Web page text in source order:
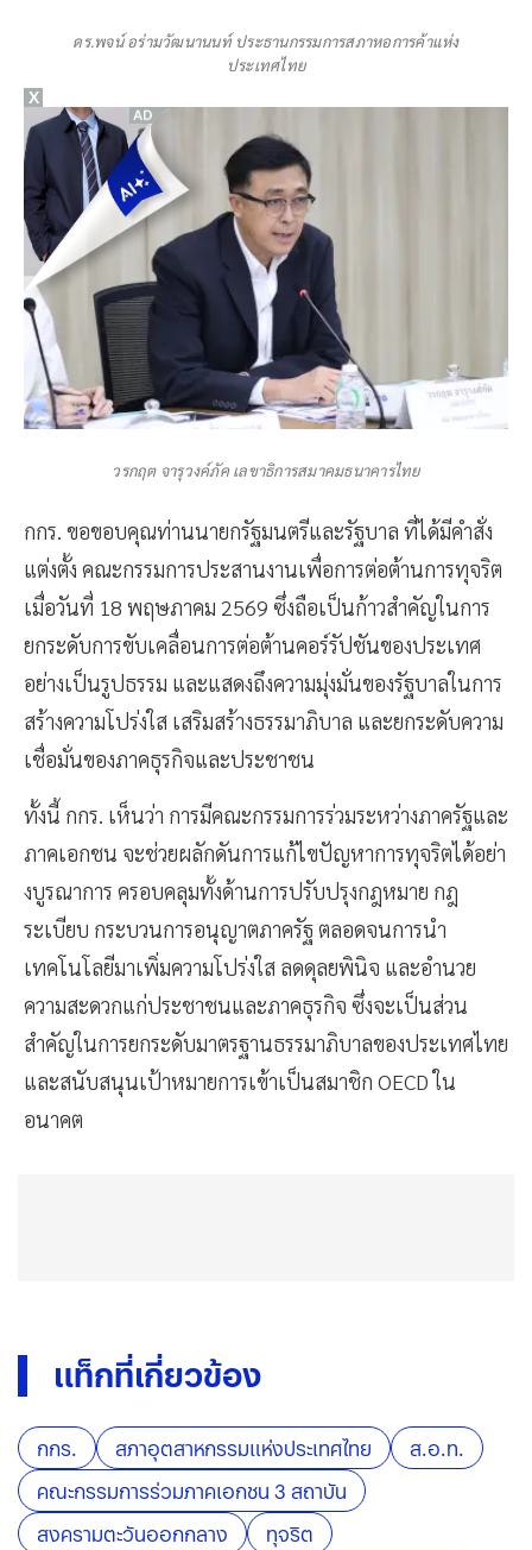
ดร.พจน์ อร่ามวัฒนานนท์ ประธานกรรมการสภาหอการค้าแห่ง
ประเทศไทย
วรกฤต จารุวงค์ภัค เลขาธิการสมาคมธนาคารไทย
กกร. ขอขอบคุณท่านนายกรัฐมนตรีและรัฐบาล ที่ได้มีคำสั่ง
แต่งตั้ง คณะกรรมการประสานงานเพื่อการต่อต้านการทุจริต
เมื่อวันที่ 18 พฤษภาคม 2569 ซึ่งถือเป็นก้าวสำคัญในการ
ยกระดับการขับเคลื่อนการต่อต้านคอร์รัปชันของประเทศ
อย่างเป็นรูปธรรม และแสดงถึงความมุ่งมั่นของรัฐบาลในการ
สร้างความโปร่งใส เสริมสร้างธรรมาภิบาล และยกระดับความ
เชื่อมั่นของภาคธุรกิจและประชาชน
ทั้งนี้ กกร. เห็นว่า การมีคณะกรรมการร่วมระหว่างภาครัฐและ
ภาคเอกชน จะช่วยผลักดันการแก้ไขปัญหาการทุจริตได้อย่า
งบูรณาการ ครอบคลุมทั้งด้านการปรับปรุงกฎหมาย กฎ
ระเบียบ กระบวนการอนุญาตภาครัฐ ตลอดจนการนำ
เทคโนโลยีมาเพิ่มความโปร่งใส ลดดุลยพินิจ และอำนวย
ความสะดวกแก่ประชาชนและภาคธุรกิจ ซึ่งจะเป็นส่วน
สำคัญในการยกระดับมาตรฐานธรรมาภิบาลของประเทศไทย
และสนับสนุนเป้าหมายการเข้าเป็นสมาชิก OECD ใน
อนาคต
แท็กที่เกี่ยวข้อง
กกร. สภาอุตสาหกรรมแห่งประเทศไทย
ส.อ.ท.
คณะกรรมการร่วมภาคเอกชน 3 สถาบัน
สงครามตะวันออกกลาง
ทุจริต
X